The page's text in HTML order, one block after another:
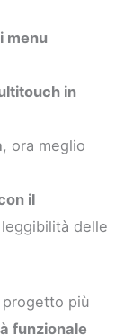
menu
in
, ora meglio
il
delle
più
funzionale